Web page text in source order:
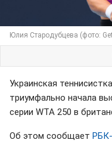
Юлия Стародубцева (фото:
Украинская
триумфально начала
серии WTA 250 в
Об этом сообщает